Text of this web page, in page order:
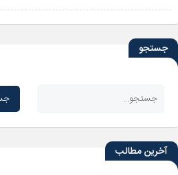
جستجو
آخرین مطالب